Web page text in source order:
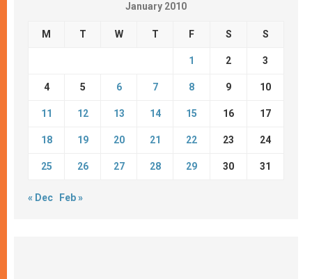
January 2010
M T W T F S S
1 2 3
4 5 6 7 8 9 10
11 12 13 14 15 16 17
18 19 20 21 22 23 24
25 26 27 28 29 30 31
« Dec Feb »